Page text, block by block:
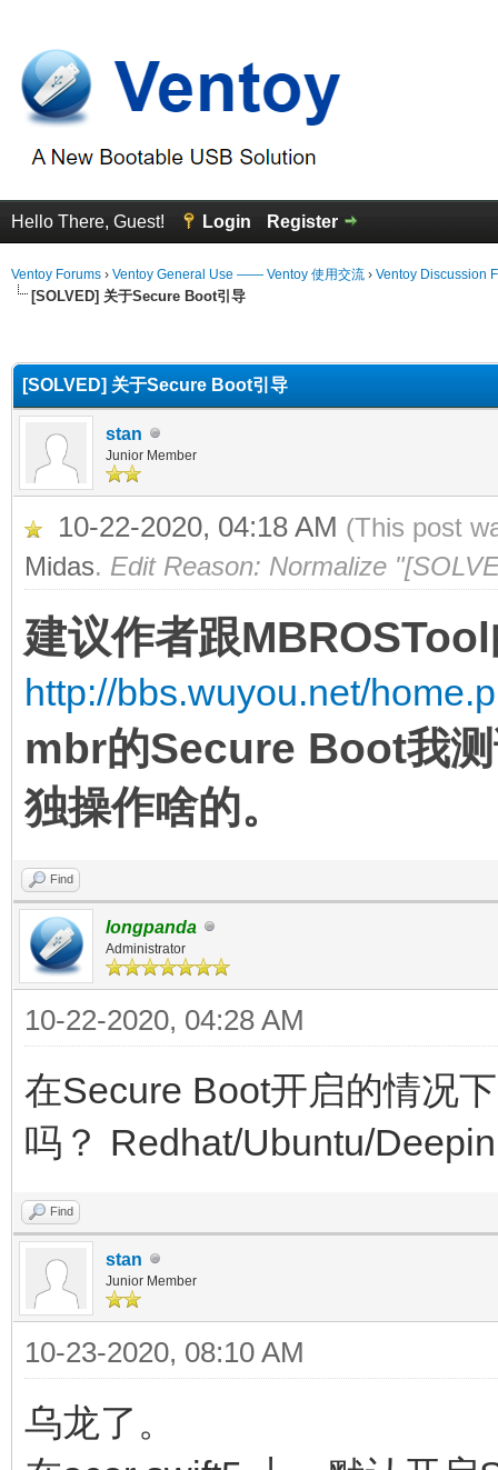
Hello There, Guest! Login Register
Ventoy Forums › Ventoy General Use —— Ventoy 使用交流 › Ventoy Discussion
[SOLVED] 关于Secure Boot引导
[SOLVED] 关于Secure Boot引导
stan
Junior Member
10-22-2020, 04:18 AM (This post
Midas. Edit Reason: Normalize
建议作者跟
http://bbs.wuyou.net/
mbr的Secure Boot我
独操作啥的。
Find
longpanda
Administrator
10-22-2020, 04:28 AM
在Secure Boot开启的情况
吗？ Redhat/Ubuntu/
Find
stan
Junior Member
10-23-2020, 08:10 AM
乌龙了。